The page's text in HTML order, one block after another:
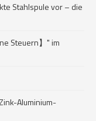
Stahlspule vor – die
Steuern】" im
Aluminium-